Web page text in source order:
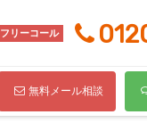
フリーコール
無料メール相談